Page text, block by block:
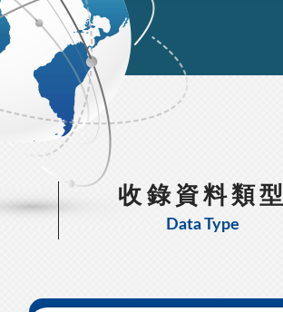
收錄資料類型
Data Type